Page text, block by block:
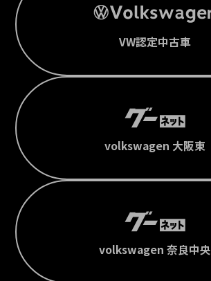
VW認定中古車
volkswagen 大阪東
volkswagen 奈良中央